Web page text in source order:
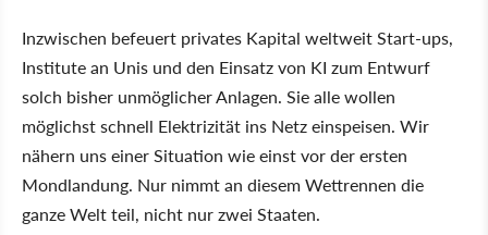
Inzwischen befeuert privates Kapital weltweit Start-ups,
Institute an Unis und den Einsatz von KI zum Entwurf
solch bisher unmöglicher Anlagen. Sie alle wollen
möglichst schnell Elektrizität ins Netz einspeisen. Wir
nähern uns einer Situation wie einst vor der ersten
Mondlandung. Nur nimmt an diesem Wettrennen die
ganze Welt teil, nicht nur zwei Staaten.